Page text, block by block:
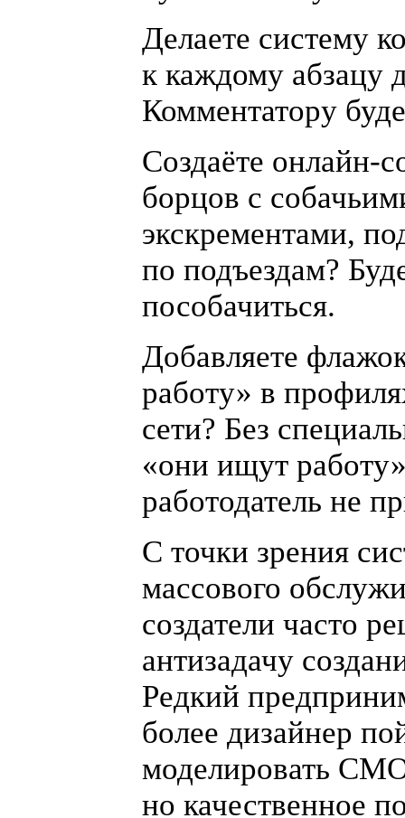
Делаете систему
к каждому абзацу
Комментатору
Создаёте онлайн-
борцов с
экскрементами,
по подъездам?
пособачиться.
Добавляете
работу» в
сети? Без
«они ищут
работодатель не
С точки зрения
массового
создатели часто
антизадачу
Редкий
более дизайнер
моделировать
но качественное